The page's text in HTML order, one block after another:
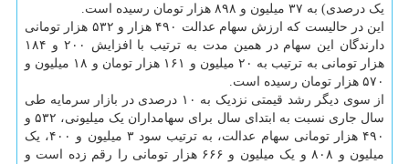
یک درصدی) به ۳۷ میلیون و ۸۹۸ هزار تومان رسیده است.
این در حالیست که ارزش سهام عدالت ۴۹۰ هزار و ۵۳۲ هزار تومانی
دارندگان این سهام در همین مدت به ترتیب با افزایش ۲۰۰ و ۱۸۴
هزار تومانی به ترتیب به ۲۰ میلیون و ۱۶۱ هزار تومان و ۱۸ میلیون و
۵۷۰ هزار تومان رسیده است.
از سوی دیگر رشد قیمتی نزدیک به ۱۰ درصدی در بازار سرمایه طی
سال جاری نسبت به ابتدای سال برای سهامداران یک میلیونی، ۵۳۲ و
۴۹۰ هزار تومانی سهام عدالت، به ترتیب سود ۳ میلیون و ۴۰۰، یک
میلیون و ۸۰۸ و یک میلیون و ۶۶۶ هزار تومانی را رقم زده است و